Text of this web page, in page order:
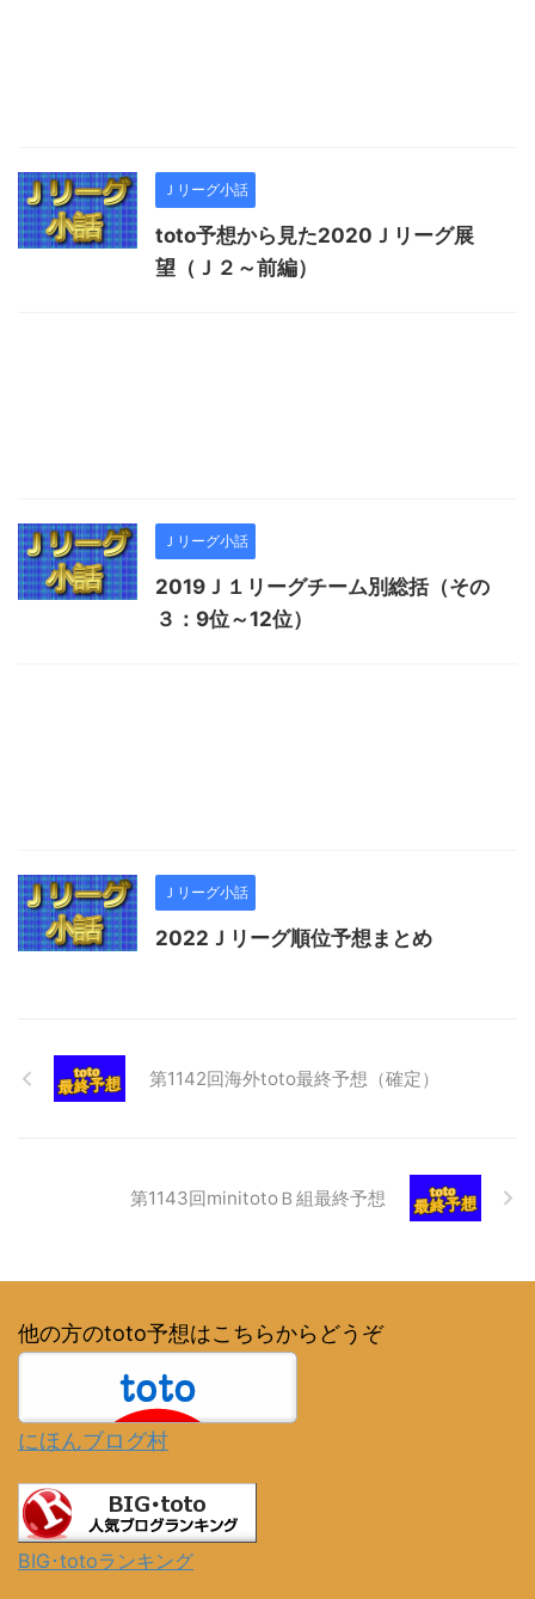
Ｊリーグ小話
toto予想から見た2020Ｊリーグ展
望（Ｊ２～前編）
Ｊリーグ小話
2019Ｊ１リーグチーム別総括（その
３：9位～12位）
Ｊリーグ小話
2022Ｊリーグ順位予想まとめ
第1142回海外toto最終予想（確定）
第1143回minitotoＢ組最終予想
他の方のtoto予想はこちらからどうぞ
にほんブログ村
BIG･totoランキング